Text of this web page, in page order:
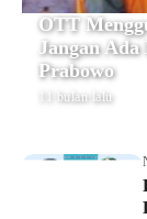
OTT
Jangan
Prabowo
11 bulan lalu